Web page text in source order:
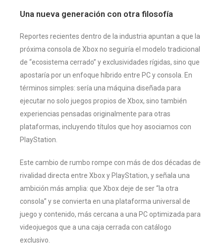
Una nueva generación con otra filosofía
Reportes recientes dentro de la industria apuntan a que la
próxima consola de Xbox no seguiría el modelo tradicional
de “ecosistema cerrado” y exclusividades rígidas, sino que
apostaría por un enfoque híbrido entre PC y consola. En
términos simples: sería una máquina diseñada para
ejecutar no solo juegos propios de Xbox, sino también
experiencias pensadas originalmente para otras
plataformas, incluyendo títulos que hoy asociamos con
PlayStation.
Este cambio de rumbo rompe con más de dos décadas de
rivalidad directa entre Xbox y PlayStation, y señala una
ambición más amplia: que Xbox deje de ser “la otra
consola” y se convierta en una plataforma universal de
juego y contenido, más cercana a una PC optimizada para
videojuegos que a una caja cerrada con catálogo
exclusivo.